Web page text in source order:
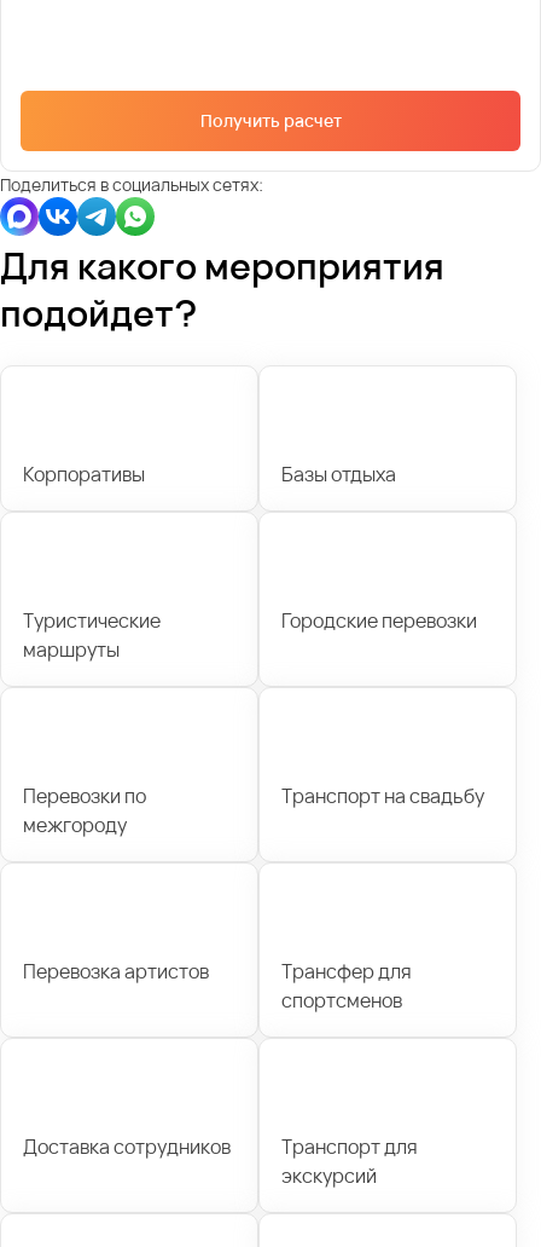
Получить расчет
Поделиться в социальных сетях:
Для какого мероприятия
подойдет?
Корпоративы Базы отдыха
Туристические
маршруты
Городские перевозки
Перевозки по
межгороду
Транспорт на свадьбу
Перевозка артистов
Трансфер для
спортсменов
Доставка сотрудников
Транспорт для
экскурсий